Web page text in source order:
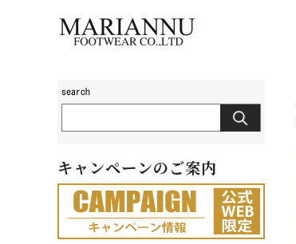
キャンペーンのご案内